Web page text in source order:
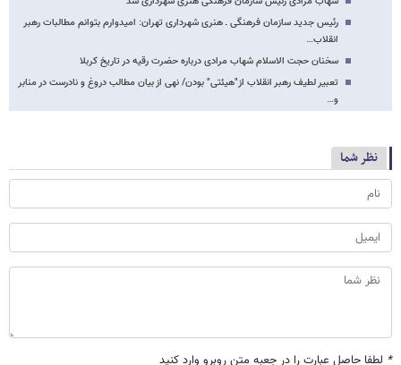
رئیس جدید سازمان فرهنگی ـ هنری شهرداری تهران: امیدوارم بتوانم مطالبات رهبر
انقلاب…
سخنان حجت الاسلام شهاب مرادی درباره حضرت رقیه در تاریخ کربلا
تعبیر لطیف رهبر انقلاب از"هیئتی" بودن/ نهی از بیان مطالب دروغ و نادرست در منابر
و…
نظر شما
* لطفا حاصل عبارت را در جعبه متن روبرو وارد کنید